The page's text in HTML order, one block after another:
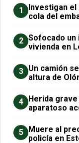
1
Investigan el
cola del
2 Sofocado un
vivienda en
3 Un camión
altura de
4 Herida
aparatoso
5 Muere al
policía en